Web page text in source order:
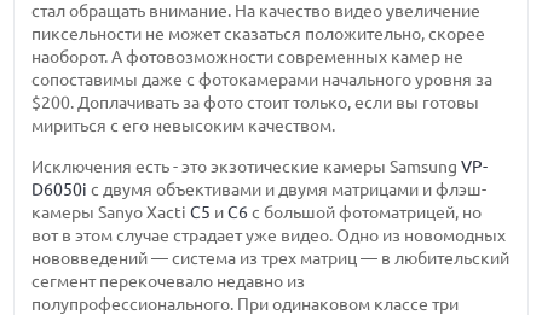
стал обращать внимание. На качество видео увеличение
пиксельности не может сказаться положительно, скорее
наоборот. А фотовозможности современных камер не
сопоставимы даже с фотокамерами начального уровня за
$200. Доплачивать за фото стоит только, если вы готовы
мириться с его невысоким качеством.
Исключения есть - это экзотические камеры SamsungVP-
D6050i с двумя объективами и двумя матрицами и флэш-
камеры Sanyo XactiC5 иC6с большой фотоматрицей, но
вот в этом случае страдает уже видео. Одно из новомодных
нововведений — система из трех матриц — в любительский
сегмент перекочевало недавно из
полупрофессионального. При одинаковом классе три